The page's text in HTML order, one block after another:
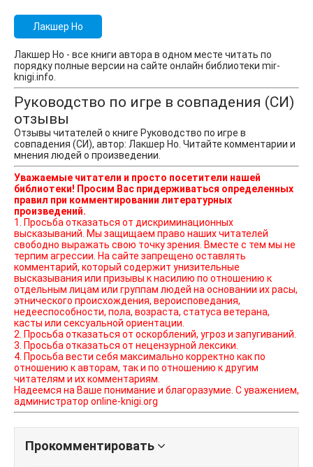
Лакшер Но
Лакшер Но - все книги автора в одном месте читать по
порядку полные версии на сайте онлайн библиотеки mir-
knigi.info.
Руководство по игре в совпадения (СИ)
отзывы
Отзывы читателей о книге Руководство по игре в
совпадения (СИ), автор: Лакшер Но. Читайте комментарии и
мнения людей о произведении.
Уважаемые читатели и просто посетители нашей
библиотеки! Просим Вас придерживаться определенных
правил при комментировании литературных
произведений.
1. Просьба отказаться от дискриминационных
высказываний. Мы защищаем право наших читателей
свободно выражать свою точку зрения. Вместе с тем мы не
терпим агрессии. На сайте запрещено оставлять
комментарий, который содержит унизительные
высказывания или призывы к насилию по отношению к
отдельным лицам или группам людей на основании их расы,
этнического происхождения, вероисповедания,
недееспособности, пола, возраста, статуса ветерана,
касты или сексуальной ориентации.
2. Просьба отказаться от оскорблений, угроз и запугиваний.
3. Просьба отказаться от нецензурной лексики.
4. Просьба вести себя максимально корректно как по
отношению к авторам, так и по отношению к другим
читателям и их комментариям.
Надеемся на Ваше понимание и благоразумие. С уважением,
администратор online-knigi.org
Прокомментировать